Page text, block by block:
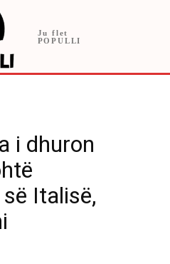
Ju flet
POPULLI
i dhuron
Italisë,